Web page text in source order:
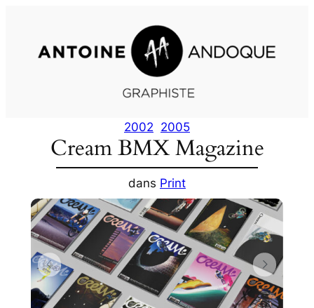
contenu
2002 2005
Cream BMX Magazine
dans Print